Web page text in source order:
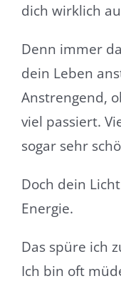
dich wirklich
Denn immer
dein Leben
Anstrengend,
viel passiert.
sogar sehr
Doch dein
Energie.
Das spüre ich
Ich bin oft